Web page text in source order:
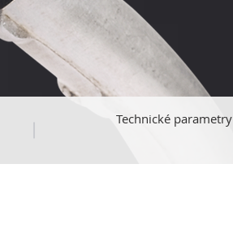
Technické parametry